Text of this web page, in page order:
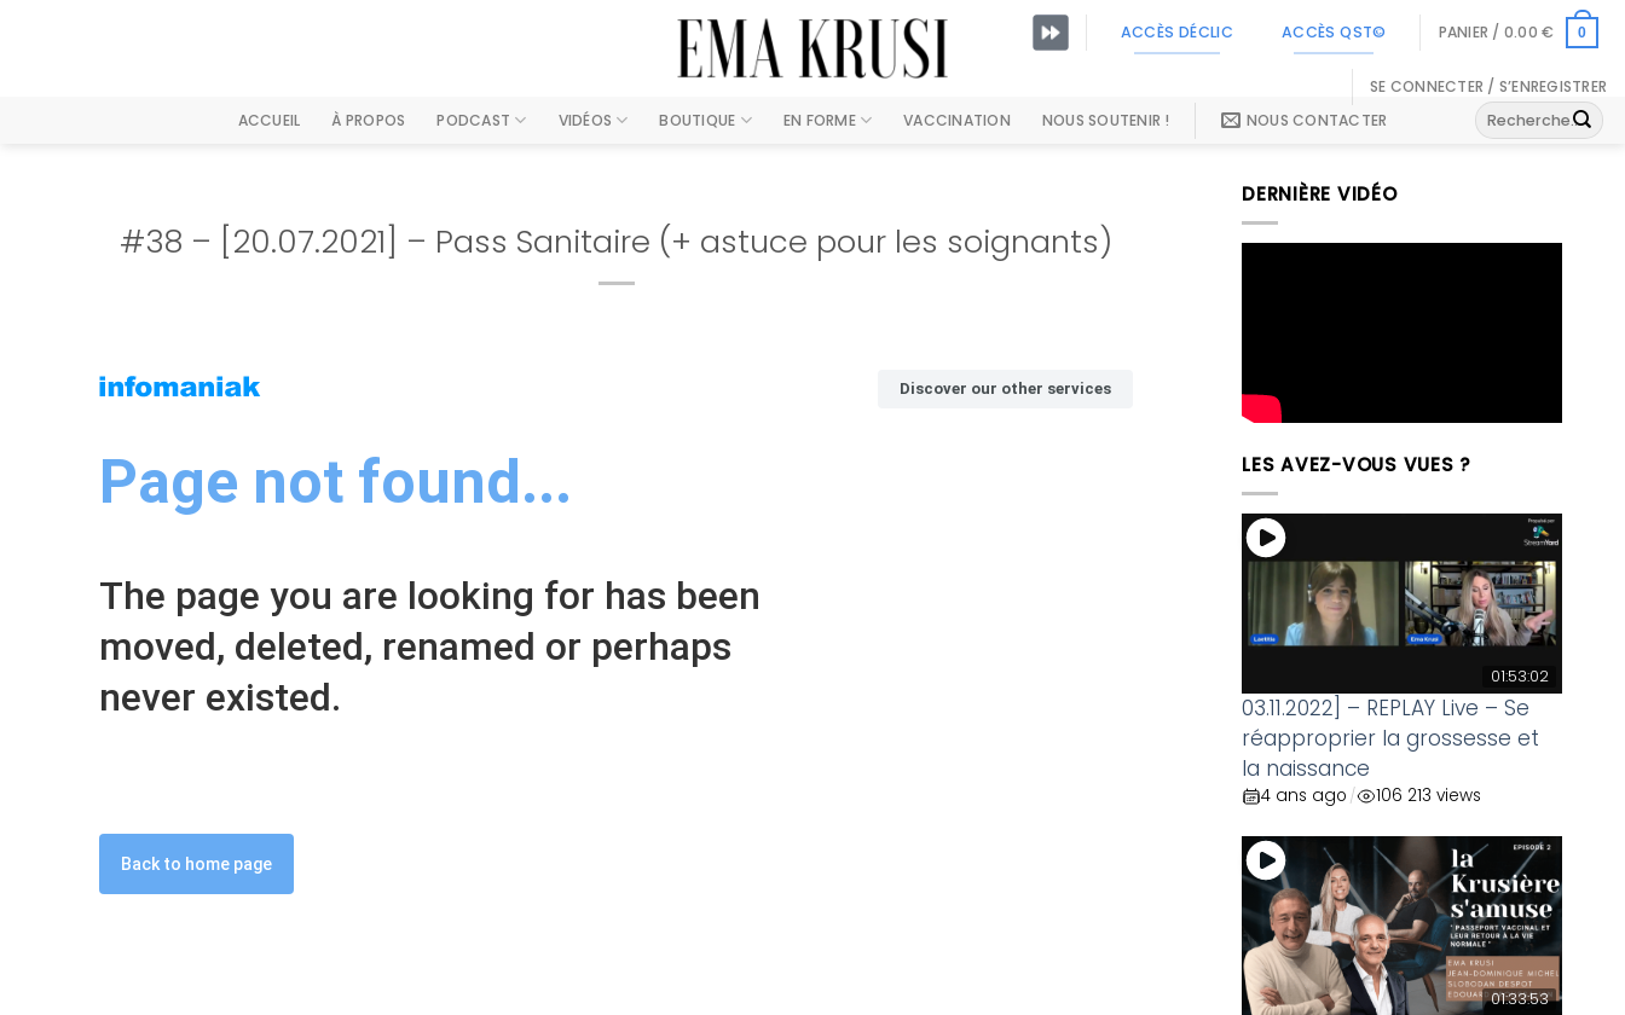
ACCÈS DÉCLIC ACCÈS QST© PANIER / 0.00 € 0
SE CONNECTER / S’ENREGISTRER
ACCUEIL
À PROPOS PODCAST VIDÉOS BOUTIQUE EN FORME VACCINATION NOUS SOUTENIR ! NOUS CONTACTER
Recherche
pour :
#38 – [20.07.2021] – Pass Sanitaire (+ astuce pour les soignants)
DERNIÈRE VIDÉO
LES AVEZ-VOUS VUES ?
01:53:02
03.11.2022] – REPLAY Live – Se
réapproprier la grossesse et
la naissance
4 ans ago / 106 213 views
01:33:53